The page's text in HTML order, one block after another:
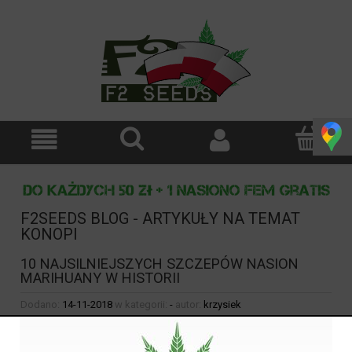
F2SEEDS BLOG - ARTYKUŁY NA TEMAT
KONOPI
10 NAJSILNIEJSZYCH SZCZEPÓW NASION
MARIHUANY W HISTORII
Dodano: 14-11-2018 w kategorii: - autor: krzysiek